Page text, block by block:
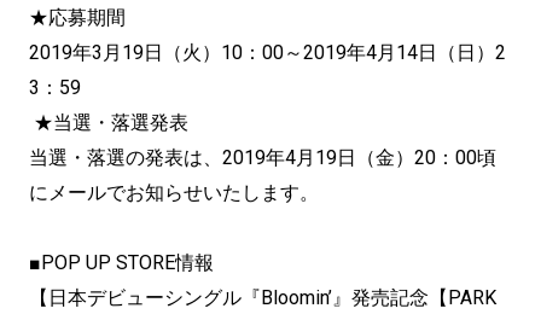
★応募期間
2019年3月19日（火）10：00～2019年4月14日（日）2
3：59
★当選・落選発表
当選・落選の発表は、2019年4月19日（金）20：00頃
にメールでお知らせいたします。
■POP UP STORE情報
【日本デビューシングル『Bloomin’』発売記念【PARK